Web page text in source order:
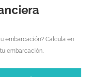
embarcación? Calcula en
embarcación.